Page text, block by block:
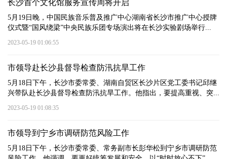
长沙首个文化馆服务宣传周将开启
5月19日晚，中国民族音乐普及推广中心湖南省长沙市推广中心授牌
仪式暨“国风绕梁”中央民族乐团专场演出将在长沙实验剧场举行...
2023-05-19 01:06:55
市领导赴长沙县督导检查防汛抗旱工作
5月18日下午，长沙市委常委、湖南自贸区长沙片区党工委书记邱继
兴带队赴长沙县督导检查防汛抗旱工作。他指出，要提高重视、突...
2023-05-19 01:08:35
市领导到宁乡市调研防范风险工作
5月18日下午，长沙市委常委、常务副市长彭华松到宁乡市调研防范